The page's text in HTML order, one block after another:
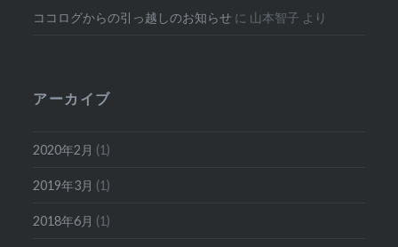
ココログからの引っ越しのお知らせ に 山本智子 より
アーカイブ
2020年2月 (1)
2019年3月 (1)
2018年6月 (1)